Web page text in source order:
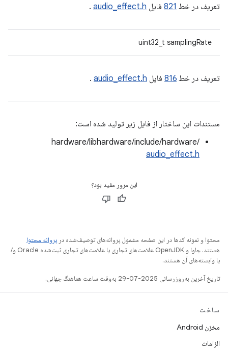
تعریف در خط 821 فایل audio_effect.h
.
uint32_t samplingRate
تعریف در خط 816 فایل audio_effect.h
.
مستندات این ساختار از فایل زیر تولید شده است:
hardware/libhardware/include/hardware/
audio_effect.h
این مرور مفید بود؟
محتوا و نمونه کدها در این صفحه مشمول پروانه‌های توصیف‌شده در پروانه محتوا
هستند. جاوا و OpenJDK علامت‌های تجاری یا علامت‌های تجاری ثبت‌شده Oracle و/
یا وابسته‌های آن هستند.
تاریخ آخرین به‌روزرسانی 2025-07-29 به‌وقت ساعت هماهنگ جهانی.
ساخت
مخزن Android
الزامات